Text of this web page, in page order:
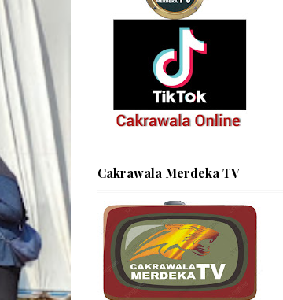
Cakrawala Merdeka TV